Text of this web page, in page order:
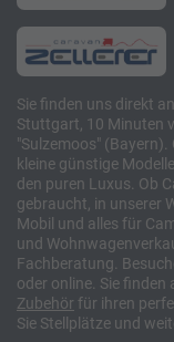
Sie finden uns direkt
Stuttgart, 10 Minuten
"Sulzemoos"
kleine günstige
den puren Luxus. Ob
gebraucht, in unserer
Mobil und alles für
und
Fachberatung.
oder online. Sie finden
Zubehör für ihren
Sie Stellplätze und